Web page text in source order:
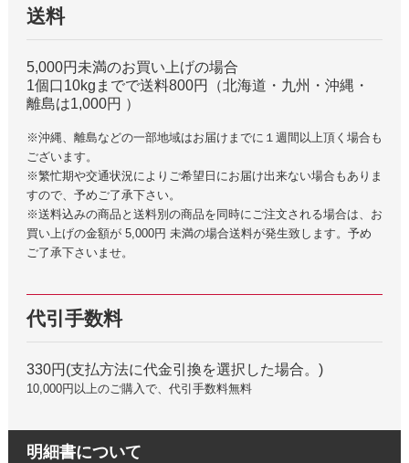
送料
5,000円未満のお買い上げの場合
1個口10kgまでで送料800円（北海道・九州・沖縄・
離島は1,000円 ）
※沖縄、離島などの一部地域はお届けまでに１週間以上頂く場合も
ございます。
※繁忙期や交通状況によりご希望日にお届け出来ない場合もありま
すので、予めご了承下さい。
※送料込みの商品と送料別の商品を同時にご注文される場合は、お
買い上げの金額が 5,000円 未満の場合送料が発生致します。予め
ご了承下さいませ。
代引手数料
330円(支払方法に代金引換を選択した場合。)
10,000円以上のご購入で、代引手数料無料
明細書について